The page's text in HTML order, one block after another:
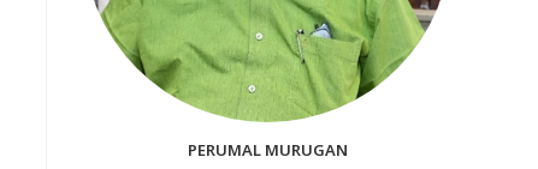
PERUMAL MURUGAN